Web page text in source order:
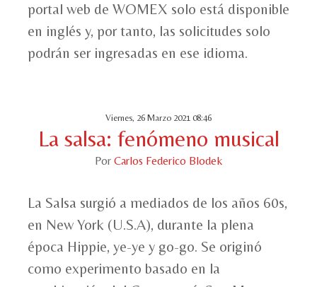
portal web de WOMEX solo está disponible
en inglés y, por tanto, las solicitudes solo
podrán ser ingresadas en ese idioma.
Viernes, 26 Marzo 2021 08:46
La salsa: fenómeno musical
Por Carlos Federico Blodek
La Salsa surgió a mediados de los años 60s,
en New York (U.S.A), durante la plena
época Hippie, ye-ye y go-go. Se originó
como experimento basado en la